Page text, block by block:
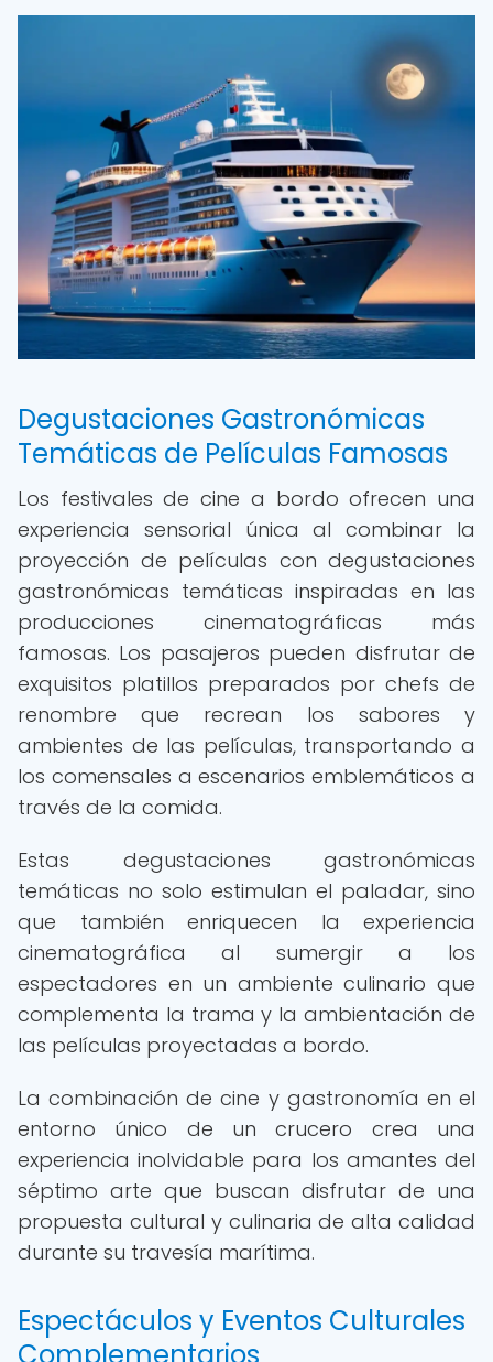
Degustaciones Gastronómicas
Temáticas de Películas Famosas
Los festivales de cine a bordo ofrecen una
experiencia sensorial única al combinar la
proyección de películas con degustaciones
gastronómicas temáticas inspiradas en las
producciones cinematográficas más
famosas. Los pasajeros pueden disfrutar de
exquisitos platillos preparados por chefs de
renombre que recrean los sabores y
ambientes de las películas, transportando a
los comensales a escenarios emblemáticos a
través de la comida.
Estas degustaciones gastronómicas
temáticas no solo estimulan el paladar, sino
que también enriquecen la experiencia
cinematográfica al sumergir a los
espectadores en un ambiente culinario que
complementa la trama y la ambientación de
las películas proyectadas a bordo.
La combinación de cine y gastronomía en el
entorno único de un crucero crea una
experiencia inolvidable para los amantes del
séptimo arte que buscan disfrutar de una
propuesta cultural y culinaria de alta calidad
durante su travesía marítima.
Espectáculos y Eventos Culturales